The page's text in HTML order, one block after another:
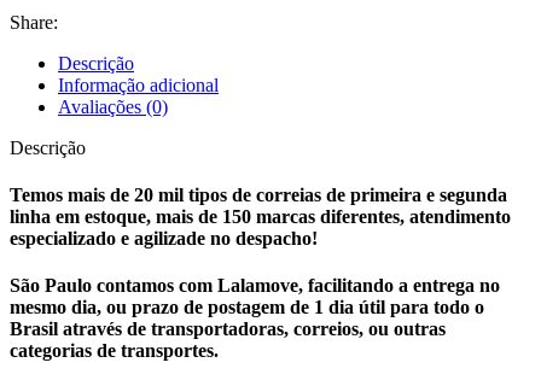
Share:
Descrição
Informação adicional
Avaliações (0)
Descrição
Temos mais de 20 mil tipos de correias de primeira e segunda
linha em estoque, mais de 150 marcas diferentes, atendimento
especializado e agilizade no despacho!
São Paulo contamos com Lalamove, facilitando a entrega no
mesmo dia, ou prazo de postagem de 1 dia útil para todo o
Brasil através de transportadoras, correios, ou outras
categorias de transportes.